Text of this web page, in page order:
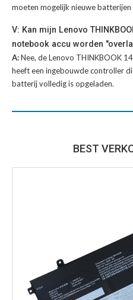
moeten mogelijk nieuwe
V: Kan mijn Lenovo
notebook accu worden
A:Nee, de Lenovo THINKBOOK
heeft een ingebouwde controller
batterij volledig is opgeladen.
BEST